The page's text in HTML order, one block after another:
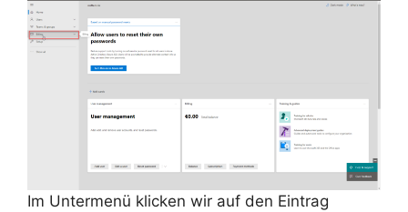
Im Untermenü klicken wir auf den Eintrag